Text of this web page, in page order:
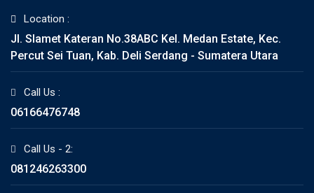
Location :
Jl. Slamet Kateran No.38ABC Kel. Medan Estate, Kec.
Percut Sei Tuan, Kab. Deli Serdang - Sumatera Utara
Call Us :
06166476748
Call Us - 2:
081246263300